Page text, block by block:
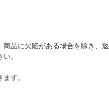
品に欠陥がある場合を除き、返
い。
ます。